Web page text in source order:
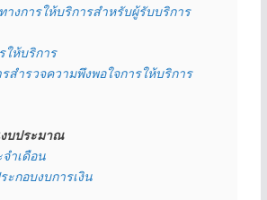
งการให้บริการสำหรับผู้รับบริการ
ให้บริการ
สำรวจความพึงพอใจการให้บริการ
บประมาณ
ำเดือน
ะกอบงบการเงิน